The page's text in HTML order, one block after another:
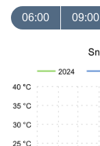
06:00 09:00